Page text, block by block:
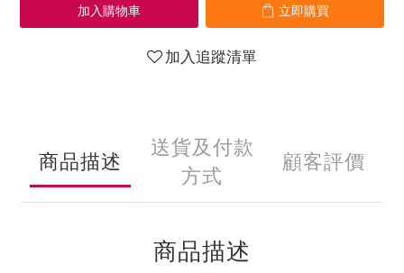
加入購物車 立即購買
加入追蹤清單
商品描述
送貨及付款
方式
顧客評價
商品描述